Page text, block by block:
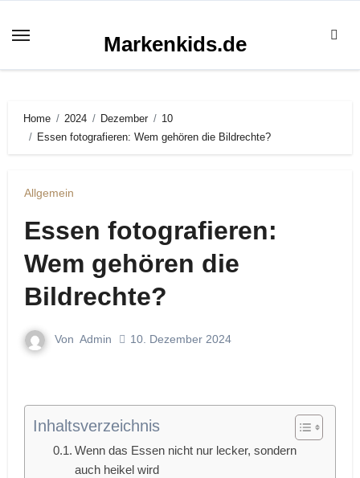
Inhalt
Markenkids.de
Home 2024 Dezember
10
Essen fotografieren: Wem gehören die Bildrechte?
Allgemein
Essen fotografieren:
Wem gehören die
Bildrechte?
Von Admin 10. Dezember 2024
Inhaltsverzeichnis
Wenn das Essen nicht nur lecker, sondern
auch heikel wird